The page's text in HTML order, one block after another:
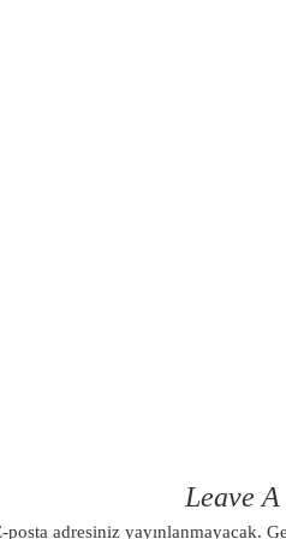
Leave
posta adresiniz yayınlanmayacak.